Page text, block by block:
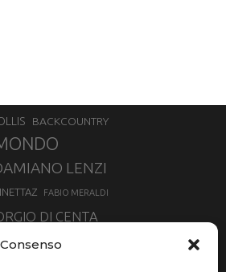
BACKCOUNTRY
LENZI
FABIO MERALDI
DI CENTA
DI CAMPIGLIO